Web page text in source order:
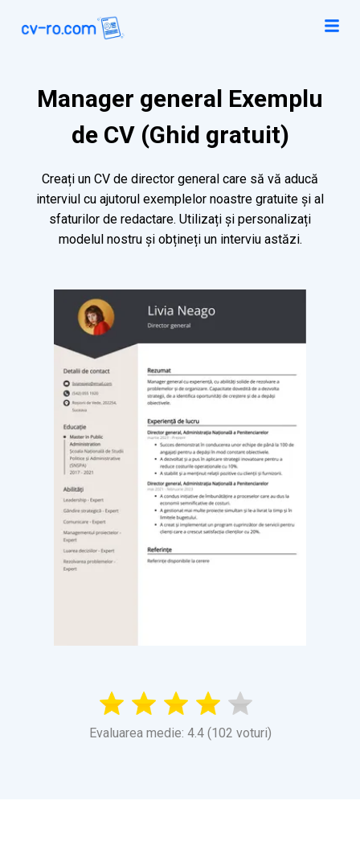
Manager general Exemplu
de CV (Ghid gratuit)
Creați un CV de director general care să vă aducă
interviul cu ajutorul exemplelor noastre gratuite și al
sfaturilor de redactare. Utilizați și personalizați
modelul nostru și obțineți un interviu astăzi.
Evaluarea medie: 4.4 (102 voturi)